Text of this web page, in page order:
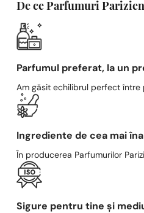
De ce Parfumuri
Parfumul preferat, la un
Am găsit echilibrul perfect
Ingrediente de cea mai
În producerea Parfumurilor
Sigure pentru tine și